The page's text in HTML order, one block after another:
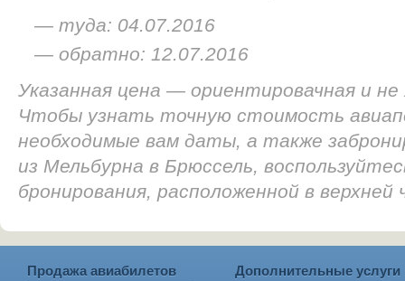
— туда: 04.07.2016
— обратно: 12.07.2016
Указанная цена — ориентировачная и
Чтобы узнать точную стоимость
необходимые вам даты, а также
из Мельбурна в Брюссель,
бронирования, расположенной в
Продажа авиабилетов Дополнительные услуги